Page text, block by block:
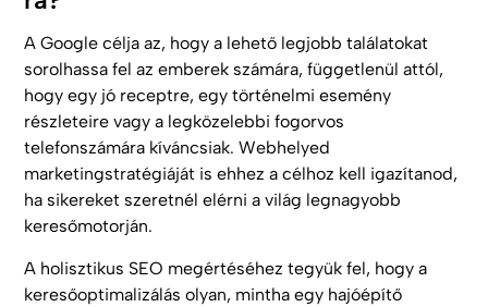
A Google célja az, hogy a lehető legjobb találatokat
sorolhassa fel az emberek számára, függetlenül attól,
hogy egy jó receptre, egy történelmi esemény
részleteire vagy a legközelebbi fogorvos
telefonszámára kíváncsiak. Webhelyed
marketingstratégiáját is ehhez a célhoz kell igazítanod,
ha sikereket szeretnél elérni a világ legnagyobb
keresőmotorján.
A holisztikus SEO megértéséhez tegyük fel, hogy a
keresőoptimalizálás olyan, mintha egy hajóépítő